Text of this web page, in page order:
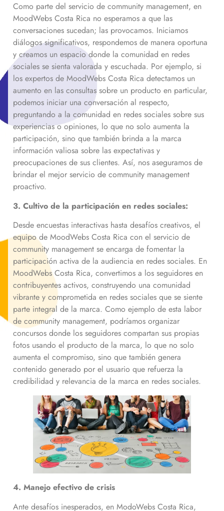
Como parte del servicio de community management, en
MoodWebs Costa Rica no esperamos a que las
conversaciones sucedan; las provocamos. Iniciamos
diálogos significativos, respondemos de manera oportuna
y creamos un espacio donde la comunidad en redes
sociales se sienta valorada y escuchada. Por ejemplo, si
los expertos de MoodWebs Costa Rica detectamos un
aumento en las consultas sobre un producto en particular,
podemos iniciar una conversación al respecto,
preguntando a la comunidad en redes sociales sobre sus
experiencias o opiniones, lo que no solo aumenta la
participación, sino que también brinda a la marca
información valiosa sobre las expectativas y
preocupaciones de sus clientes. Así, nos aseguramos de
brindar el mejor servicio de community management
proactivo.
3. Cultivo de la participación en redes sociales:
Desde encuestas interactivas hasta desafíos creativos, el
equipo de MoodWebs Costa Rica con el servicio de
community management se encarga de fomentar la
participación activa de la audiencia en redes sociales. En
MoodWebs Costa Rica, convertimos a los seguidores en
contribuyentes activos, construyendo una comunidad
vibrante y comprometida en redes sociales que se siente
parte integral de la marca. Como ejemplo de esta labor
de community management, podríamos organizar
concursos donde los seguidores compartan sus propias
fotos usando el producto de la marca, lo que no solo
aumenta el compromiso, sino que también genera
contenido generado por el usuario que refuerza la
credibilidad y relevancia de la marca en redes sociales.
4. Manejo efectivo de crisis
Ante desafíos inesperados, en ModoWebs Costa Rica,